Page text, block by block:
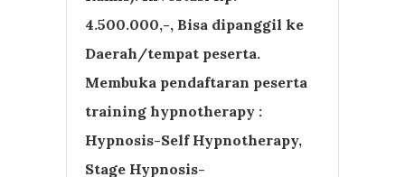
4.500.000,-, Bisa dipanggil ke
Daerah/tempat peserta.
Membuka pendaftaran peserta
training hypnotherapy :
Hypnosis-Self Hypnotherapy,
Stage Hypnosis-